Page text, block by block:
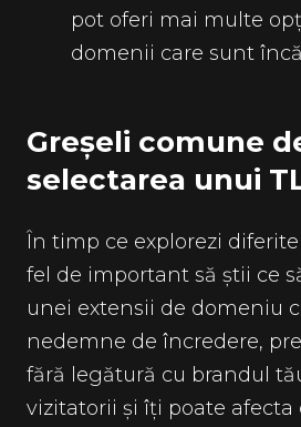
pot oferi mai multe
domenii care sunt
Greșeli comune
selectarea unui
În timp ce explorezi
fel de important să știi ce
unei extensii de domeniu
nedemne de încredere,
fără legătură cu brandul
vizitatorii și îți poate afecta